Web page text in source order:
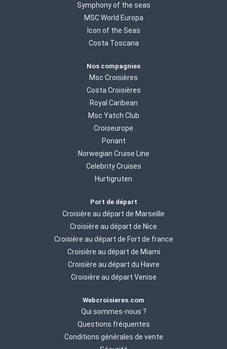
Symphony of the seas
MSC World Europa
Icon of the Seas
Costa Toscana
Nos compagnies
Msc Croisières
Costa Croisières
Royal Caribean
Msc Yatch Club
Croiseurope
Ponant
Norwegian Cruise Line
Celebrity Cruises
Hurtigruten
Port de départ
Croisière au départ de Marseille
Croisière au départ de Nice
Croisière au départ de Fort de france
Croisière au départ de Miami
Croisière au départ du Havre
Croisière au départ Venise
Webcroisieres.com
Qui sommes-nous ?
Questions fréquentes
Conditions générales de vente